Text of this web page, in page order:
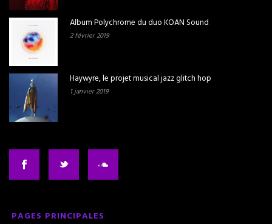
Album Polychrome du duo KOAN Sound
2 février 2019
Haywyre, le projet musical jazz glitch hop
1 janvier 2019
PAGES PRINCIPALES